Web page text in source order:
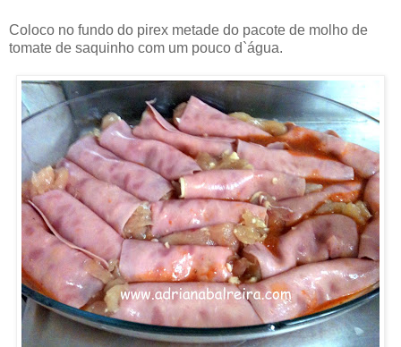
Coloco no fundo do pirex metade do pacote de molho de
tomate de saquinho com um pouco d`água.